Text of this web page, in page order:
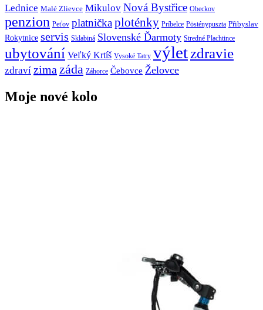
Lednice Malé Zlievce Mikulov Nová Bystřice Obeckov
penzion Peťov platničkaploténky Príbelce Pösténypuszta Přibyslav
Rokytnice servis Sklabiná Slovenské Ďarmoty Stredné Plachtince
ubytování Veľký Krtíš Vysoké Tatry výletzdravie
zdraví zima záda Záhorce Čebovce Želovce
Moje nové kolo